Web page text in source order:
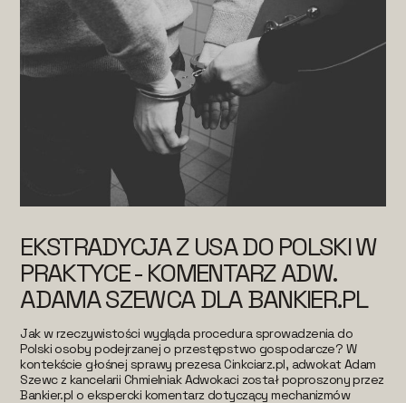
EKSTRADYCJA Z USA DO POLSKI W
PRAKTYCE - KOMENTARZ ADW.
ADAMA SZEWCA DLA BANKIER.PL
Jak w rzeczywistości wygląda procedura sprowadzenia do
Polski osoby podejrzanej o przestępstwo gospodarcze? W
kontekście głośnej sprawy prezesa Cinkciarz.pl, adwokat Adam
Szewc z kancelarii Chmielniak Adwokaci został poproszony przez
Bankier.pl o ekspercki komentarz dotyczący mechanizmów